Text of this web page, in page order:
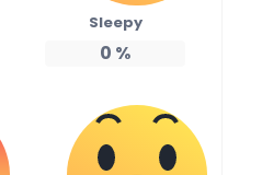
Sleepy
0 %